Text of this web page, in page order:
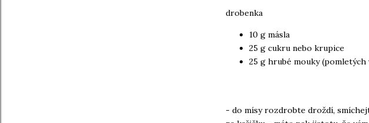
drobenka
10 g másla
25 g cukru nebo krupice
25 g hrubé mouky (pomletých
- do mísy rozdrobte droždí,